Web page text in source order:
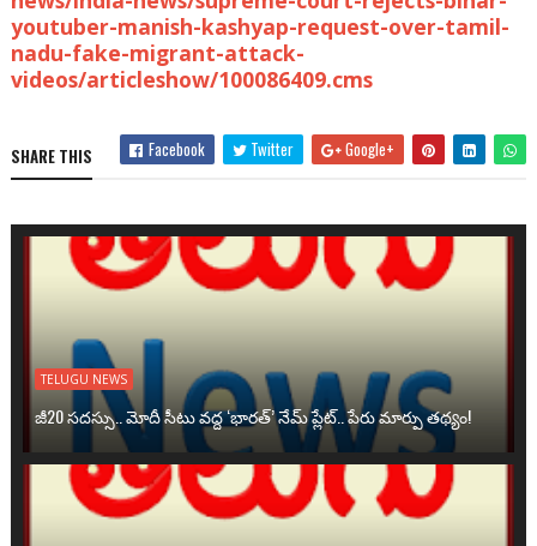
youtuber-manish-kashyap-request-over-tamil-
nadu-fake-migrant-attack-
videos/articleshow/100086409.cms
SHARE THIS Facebook Twitter Google+
TELUGU NEWS
జీ20 సదస్సు.. మోదీ సీటు వద్ద ‘భారత్’ నేమ్ ప్లేట్‌.. పేరు మార్పు తథ్యం!